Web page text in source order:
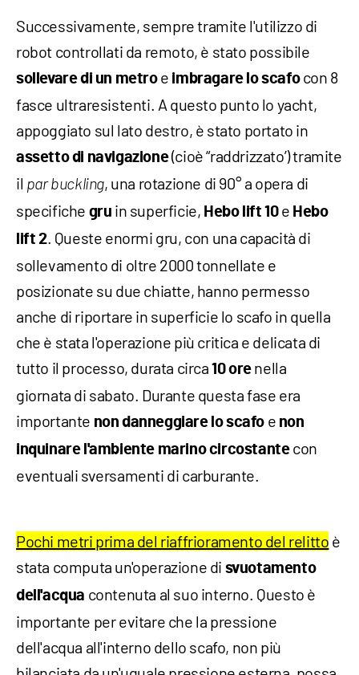
Successivamente, sempre tramite l'utilizzo di
robot controllati da remoto, è stato possibile
sollevare di un metroe imbragare lo scafocon 8
fasce ultraresistenti. A questo punto lo yacht,
appoggiato sul lato destro, è stato portato in
assetto di navigazione(cioè “raddrizzato’) tramite
il par buckling, una rotazione di 90° a opera di
specifiche gru in superficie, Hebo lift 10e Hebo
lift 2. Queste enormi gru, con una capacità di
sollevamento di oltre 2000 tonnellate e
posizionate su due chiatte, hanno permesso
anche di riportare in superficie lo scafo in quella
che è stata l'operazione più critica e delicata di
tutto il processo, durata circa10 orenella
giornata di sabato. Durante questa fase era
importante non danneggiare lo scafo e non
inquinare l'ambiente marino circostantecon
eventuali sversamenti di carburante.
Pochi metri prima del riaffrioramento del relitto è
stata computa un'operazione di svuotamento
dell'acqua contenuta al suo interno. Questo è
importante per evitare che la pressione
dell'acqua all'interno dello scafo, non più